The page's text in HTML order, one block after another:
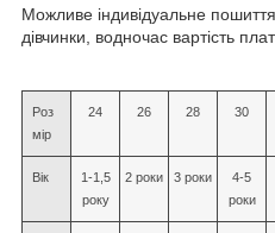
Можливе індивідуальне
дівчинки, водночас вартість
Роз
мір
24 26 28 30
Вік
1-1,5
року
2 роки 3 роки
4-5
роки